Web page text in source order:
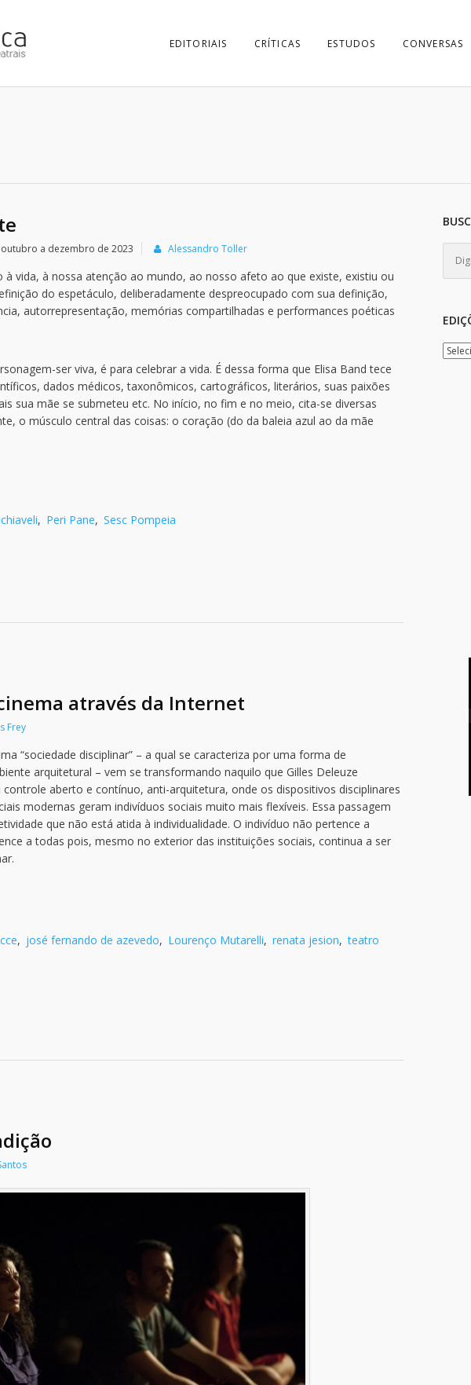
EDITORIAIS CRÍTICAS ESTUDOS CONVERSAS
outubro a dezembro de 2023 Alessandro Toller
vida, à nossa atenção ao mundo, ao nosso afeto ao que existe, existiu ou
do espetáculo, deliberadamente despreocupado com sua definição,
autorrepresentação, memórias compartilhadas e performances poéticas
ser viva, é para celebrar a vida. É dessa forma que Elisa Band tece
dados médicos, taxonômicos, cartográficos, literários, suas paixões
sua mãe se submeteu etc. No início, no fim e no meio, cita-se diversas
o músculo central das coisas: o coração (do da baleia azul ao da mãe
, Peri Pane, Sesc Pompeia
através da Internet
Frey
“sociedade disciplinar” – a qual se caracteriza por uma forma de
arquitetural – vem se transformando naquilo que Gilles Deleuze
aberto e contínuo, anti-arquitetura, onde os dispositivos disciplinares
modernas geram indivíduos sociais muito mais flexíveis. Essa passagem
que não está atida à individualidade. O indivíduo não pertence a
a todas pois, mesmo no exterior das instituições sociais, continua a ser
, josé fernando de azevedo, Lourenço Mutarelli, renata jesion, teatro